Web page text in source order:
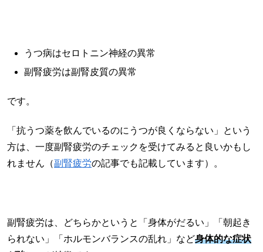
うつ病はセロトニン神経の異常
副腎疲労は副腎皮質の異常
です。
「抗うつ薬を飲んでいるのにうつが良くならない」という
方は、一度副腎疲労のチェックを受けてみると良いかもし
れません（副腎疲労の記事でも記載しています）。
副腎疲労は、どちらかというと「身体がだるい」「朝起き
られない」「ホルモンバランスの乱れ」など身体的な症状